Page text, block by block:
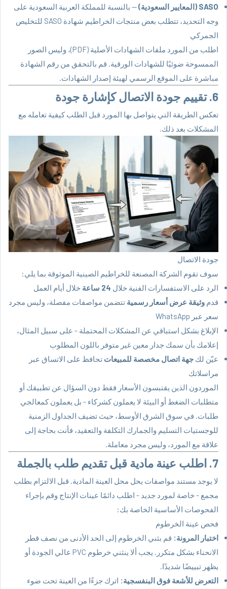
SASO (المعايير السعودية)
— بالنسبة للمملكة العربية السعودية على
وجه التحديد، تتطلب بعض منتجات الخراطيم شهادة SASO للتخليص
الجمركي
اطلب من المورد ملفات الشهادات الأصلية (PDF)، وليس الصور
الممسوحة ضوئيًا للشهادات الورقية. قم بالتحقق من رقم الشهادة
مباشرة على الموقع الرسمي لهيئة إصدار الشهادات.
6. تقييم جودة الاتصال كإشارة جودة
تعكس الطريقة التي يتواصل بها المورد قبل الطلب كيفية تعامله مع
المشكلات بعد ذلك.
جودة الاتصال
سوف تقوم الشركة المصنعة للخراطيم الصينية الموثوقة بما يلي:
الرد على الاستفسارات الفنية خلال 24 ساعة
خلال أيام العمل
قدم وثيقة عرض أسعار رسمية تتضمن مواصفات مفصلة، وليس مجرد
سعر عبر WhatsApp
الإبلاغ بشكل استباقي عن المشكلات المحتملة - على سبيل المثال،
إعلامك بأن سمك جدار معين غير متوفر باللون المطلوب
عيّن لك جهة اتصال مخصصة للمبيعات تحافظ على الاتساق عبر
مراسلاتك
الموردون الذين يقتبسون الأسعار فقط دون السؤال عن تطبيقك أو
متطلبات الضغط أو البيئة لا يعملون كشركاء - بل يعملون كمعالجي
طلبات. في سوق الشرق الأوسط، حيث تضيف الجداول الزمنية
للوجستيات التسليم والجمارك التكلفة والتعقيد، فأنت بحاجة إلى
علاقة مع المورد، وليس مجرد معاملة.
7. اطلب عينة مادية قبل تقديم طلب بالجملة
لا يوجد مستند مواصفات يحل محل العينة المادية. قبل الالتزام بطلب
مجمع - خاصة لمورد جديد - اطلب دائمًا عينات الإنتاج وقم بإجراء
الفحوصات الأساسية الخاصة بك:
فحص عينة الخرطوم
اختبار المرونة: قم بثني الخرطوم إلى الحد الأدنى من نصف قطر
الانحناء بشكل متكرر. يجب ألا ينثني خرطوم PVC عالي الجودة أو
يظهر تبييضًا شديدًا.
التعرض للأشعة فوق البنفسجية: اترك جزءًا من العينة تحت ضوء